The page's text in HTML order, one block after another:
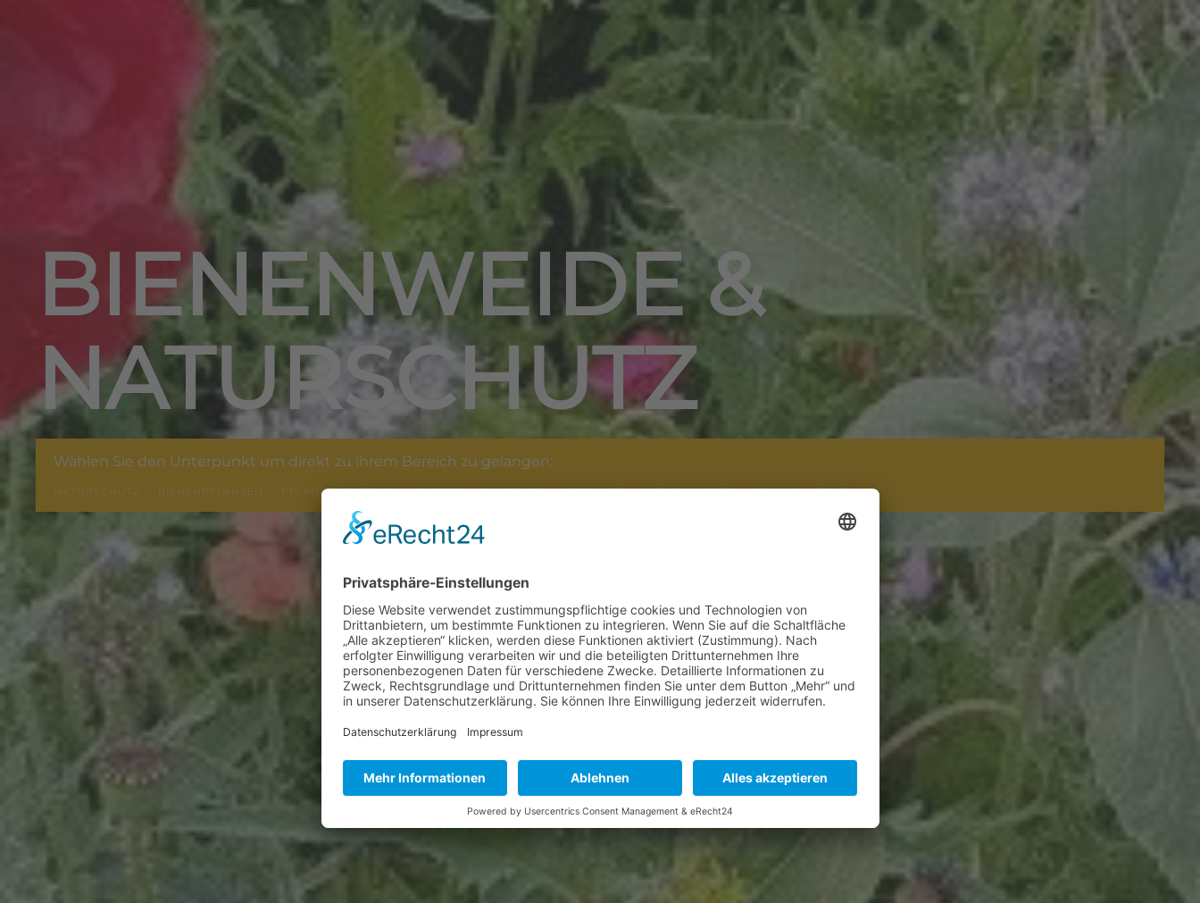
BIENENWEIDE &
NATURSCHUTZ
Wählen Sie den Unterpunkt um direkt zu ihrem Bereich zu gelangen:
NATURSCHUTZ BIENENPFLANZEN PFLANZENDATENBANK-SUCHE BLÜHENDE LANDSCHAFT NATURWANDERUNGEN SAATGUT